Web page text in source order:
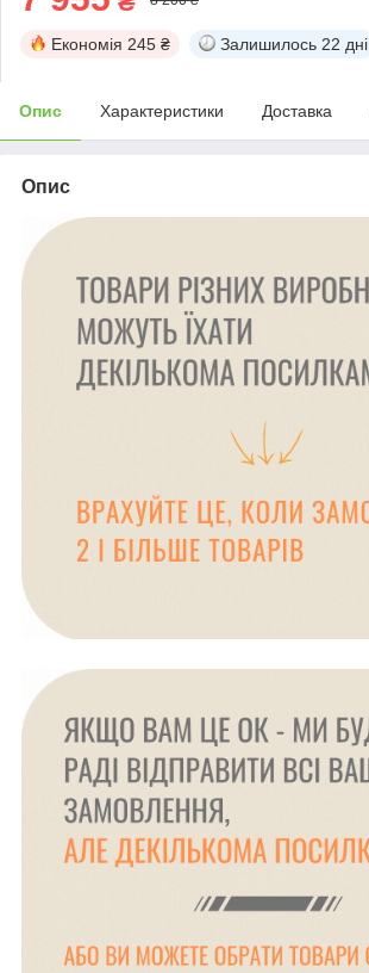
Економія 245 ₴ Залишилось 22 дні
Опис Характеристики Доставка
Опис